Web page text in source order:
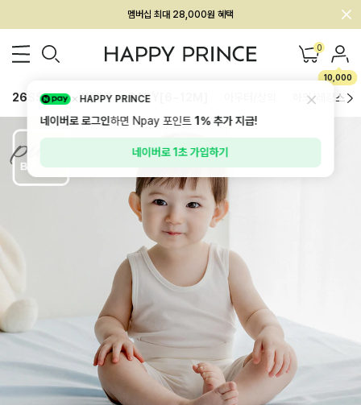
회원전용 아울렛, 가입하면 ~60% 할인!
멤버십 최대 28,000원 혜택 0
10,000
26SS 신상 BEST BABY[6~12M] 하의/레깅스
HAPPY PRINCE
네이버로 로그인하면 Npay 포인트1%추가 지급!
네이버로 1초 가입하기